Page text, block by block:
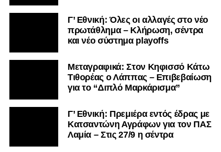
Γ’ Εθνική: Όλες οι αλλαγές στο νέο
πρωτάθλημα – Κλήρωση, σέντρα
και νέο σύστημα playoffs
Μεταγραφικά: Στον Κηφισσό Κάτω
Τιθορέας ο Λάππας – Επιβεβαίωση
για το “Διπλό Μαρκάρισμα”
Γ’ Εθνική: Πρεμιέρα εντός έδρας με
Κατσαντώνη Αγράφων για τον ΠΑΣ
Λαμία – Στις 27/9 η σέντρα